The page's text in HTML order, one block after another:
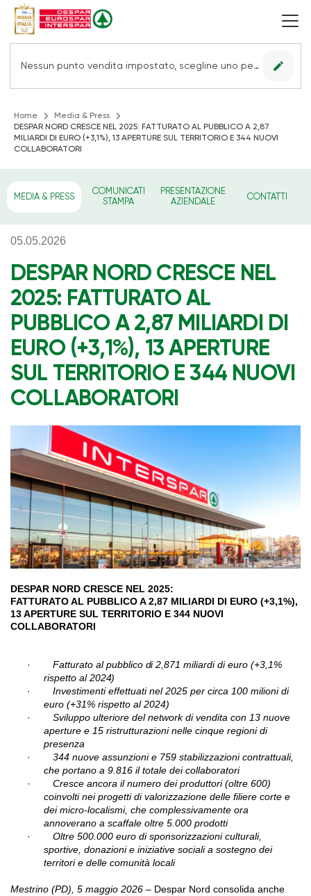
Nessun punto vendita impostato, scegline uno per vedere le offerte. edit
Home
Media & Press
DESPAR NORD CRESCE NEL 2025: FATTURATO AL PUBBLICO A 2,87
MILIARDI DI EURO (+3,1%), 13 APERTURE SUL TERRITORIO E 344 NUOVI
COLLABORATORI
MEDIA & PRESS
COMUNICATI
STAMPA
PRESENTAZIONE
AZIENDALE
CONTATTI
05.05.2026
DESPAR NORD CRESCE NEL
2025: FATTURATO AL
PUBBLICO A 2,87 MILIARDI DI
EURO (+3,1%), 13 APERTURE
SUL TERRITORIO E 344 NUOVI
COLLABORATORI
DESPAR NORD CRESCE NEL 2025:
FATTURATO AL PUBBLICO A 2,87 MILIARDI DI EURO (+3,1%),
13 APERTURE SUL TERRITORIO E 344 NUOVI
COLLABORATORI
· Fatturato al pubblico di2,871 miliardi di euro (+3,1%
rispetto al2024)
·
Investimenti effettuati nel 2025 per circa 100 milioni di
euro (+31% rispetto al 2024)
·
Sviluppo ulteriore del network di vendita con 13 nuove
aperture e 15 ristrutturazioni nelle cinque regioni di
presenza
·
344 nuove assunzioni e 759 stabilizzazioni contrattuali,
che portano a 9.816 il totale dei collaboratori
·
Cresce ancora il numero dei produttori (oltre 600)
coinvolti nei progetti di valorizzazione delle filiere corte e
dei micro-localismi, che complessivamente ora
annoverano a scaffale oltre 5.000 prodotti
·
Oltre 500.000 euro di sponsorizzazioni culturali,
sportive, donazioni e iniziative sociali a sostegno dei
territori e delle comunità locali
Mestrino (PD), 5 maggio 2026 – Despar Nord consolida anche